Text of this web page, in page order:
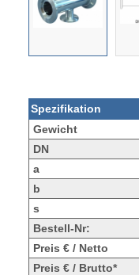
Spezifikation
Gewicht
DN
a
b
s
Bestell-Nr:
Preis € / Netto
Preis € / Brutto*